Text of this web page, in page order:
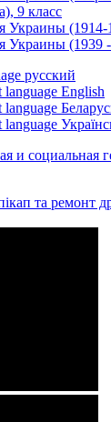
9 класс
Украины (1914-
Украины (1939 -
русский
English
и социальная
та ремонт